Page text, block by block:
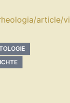
article/